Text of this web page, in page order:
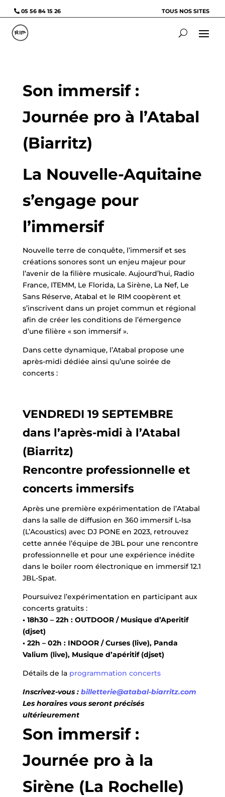
05 56 84 15 26 TOUS NOS SITES
Son immersif :
Journée pro à l’Atabal
(Biarritz)
La Nouvelle-Aquitaine
s’engage pour
l’immersif
Nouvelle terre de conquête, l’immersif et ses
créations sonores sont un enjeu majeur pour
l’avenir de la filière musicale. Aujourd’hui, Radio
France, ITEMM, Le Florida, La Sirène, La Nef, Le
Sans Réserve, Atabal et le RIM coopèrent et
s’inscrivent dans un projet commun et régional
afin de créer les conditions de l’émergence
d’une filière « son immersif ».
Dans cette dynamique, l’Atabal propose une
après-midi dédiée ainsi qu’une soirée de
concerts :
VENDREDI 19 SEPTEMBRE
dans l’après-midi à l’Atabal
(Biarritz)
Rencontre professionnelle et
concerts immersifs
Après une première expérimentation de l’Atabal
dans la salle de diffusion en 360 immersif L-Isa
(L’Acoustics) avec DJ PONE en 2023, retrouvez
cette année l’équipe de JBL pour une rencontre
professionnelle et pour une expérience inédite
dans le boiler room électronique en immersif 12.1
JBL-Spat.
Poursuivez l’expérimentation en participant aux
concerts gratuits :
• 18h30 – 22h : OUTDOOR / Musique d’Aperitif
(djset)
• 22h – 02h : INDOOR / Curses (live), Panda
Valium (live), Musique d’apéritif (djset)
Détails de la programmation concerts
Inscrivez-vous : billetterie@atabal-biarritz.com
Les horaires vous seront précisés
ultérieurement
Son immersif :
Journée pro à la
Sirène (La Rochelle)